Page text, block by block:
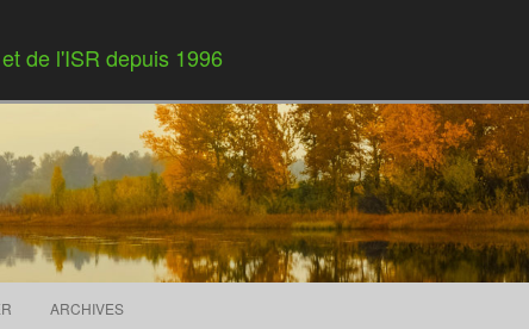
de l'ISR depuis 1996
Skip to content
ARCHIVES